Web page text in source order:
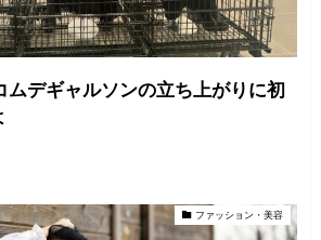
ムデギャルソンの立ち上がりに初
ファッション・美容